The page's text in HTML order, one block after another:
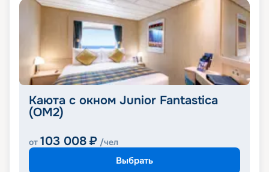
Каюта с окном Junior Fantastica
(OM2)
от 103 008 ₽ /чел
Выбрать